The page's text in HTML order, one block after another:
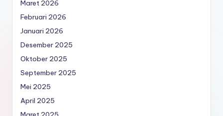
Maret 2026
Februari 2026
Januari 2026
Desember 2025
Oktober 2025
September 2025
Mei 2025
April 2025